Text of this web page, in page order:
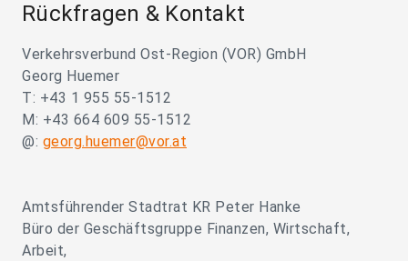
Rückfragen & Kontakt
Verkehrsverbund Ost-Region (VOR) GmbH
Georg Huemer
T: +43 1 955 55-1512
M: +43 664 609 55-1512
@: georg.huemer@vor.at
Amtsführender Stadtrat KR Peter Hanke
Büro der Geschäftsgruppe Finanzen, Wirtschaft,
Arbeit,